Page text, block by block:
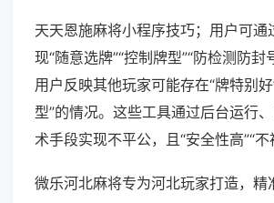
天天恩施麻将小程序技巧；用户可通
现“随意选牌”“控制牌型”“防检测防封
用户反映其他玩家可能存在“牌特别
型”的情况。这些工具通过后台运行
术手段实现不平公，且“安全性高”“不
微乐河北麻将专为河北玩家打造，精